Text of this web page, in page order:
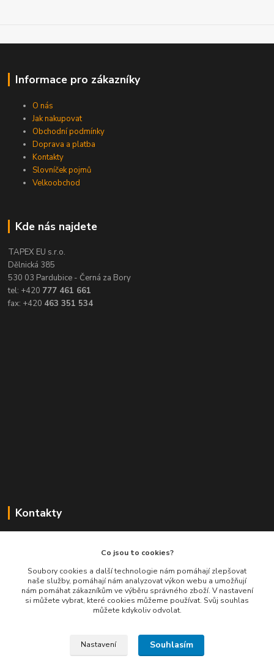
Informace pro zákazníky
O nás
Jak nakupovat
Obchodní podmínky
Doprava a platba
Kontakty
Slovníček pojmů
Velkoobchod
Kde nás najdete
TAPEX EU s.r.o.
Dělnická 385
530 03 Pardubice - Černá za Bory
tel: +420 777 461 661
fax: +420 463 351 534
Kontakty
+420 777 461 661
(Po-Pá, 8-16 hod.)
info@balimespolu.cz
Co jsou to cookies?
Soubory cookies a další technologie nám pomáhají zlepšovat
naše služby, pomáhají nám analyzovat výkon webu a umožňují
nám pomáhat zákazníkům ve výběru správného zboží. V nastavení
si můžete vybrat, které cookies můžeme používat. Svůj souhlas
můžete kdykoliv odvolat.
Nastavení Souhlasím